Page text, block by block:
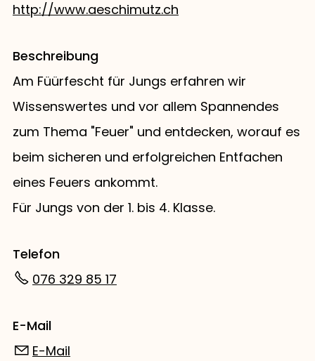
http://www.aeschimutz.ch
Beschreibung
Am Füürfescht für Jungs erfahren wir
Wissenswertes und vor allem Spannendes
zum Thema "Feuer" und entdecken, worauf es
beim sicheren und erfolgreichen Entfachen
eines Feuers ankommt.
Für Jungs von der 1. bis 4. Klasse.
Telefon
076 329 85 17
E-Mail
E-Mail